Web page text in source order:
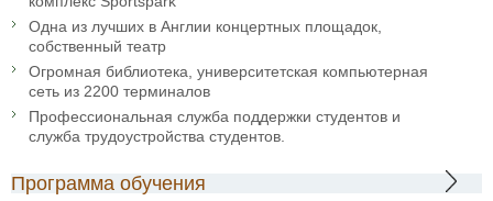
Одна из лучших в Англии концертных площадок,
собственный театр
Огромная библиотека, университетская компьютерная
сеть из 2200 терминалов
Профессиональная служба поддержки студентов и
служба трудоустройства студентов.
Программа обучения